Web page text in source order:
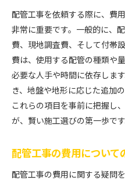
配管工事を依頼する際に、費
非常に重要です。一般的に、
費、現地調査費、そして付帯
費は、使用する配管の種類や
必要な人手や時間に依存しま
き、地盤や地形に応じた追加
これらの項目を事前に把握し
が、賢い施工選びの第一歩です
配管工事の費用について
配管工事の費用に関する疑問